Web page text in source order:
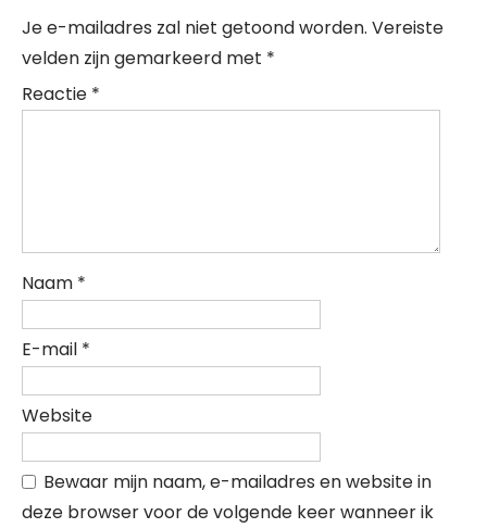
Je e-mailadres zal niet getoond worden. Vereiste
velden zijn gemarkeerd met *
Reactie *
Naam *
E-mail *
Website
Bewaar mijn naam, e-mailadres en website in
deze browser voor de volgende keer wanneer ik